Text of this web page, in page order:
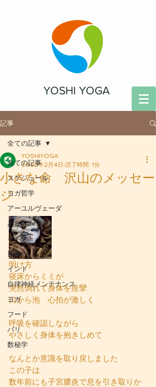
YOSHI YOGA
記事
全ての記事
スケジュール
ヨガ哲学
アーユルヴェーダ
あなみdeヨガ
イベント
日常
インド
自律神経メンテナンス
ヨガ
フード
バリ
数秘学
全ての記事
小さな命 沢山のメッセー
ジ
YOSHIYOGA
2022年2月4日 読了時間: 1分
明け方
寝床からミミが
突然倒れて身体を痙攣
口から泡　心拍が激しく
呼吸を確認しながら
やさしく身体を抱きしめて
なんとか意識を取り戻しました
この子は
数年前にも子宮膿炎で息を引き取りか